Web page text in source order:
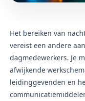
Het bereiken van
vereist een andere
dagmedewerkers. Je
afwijkende
leidinggevenden en